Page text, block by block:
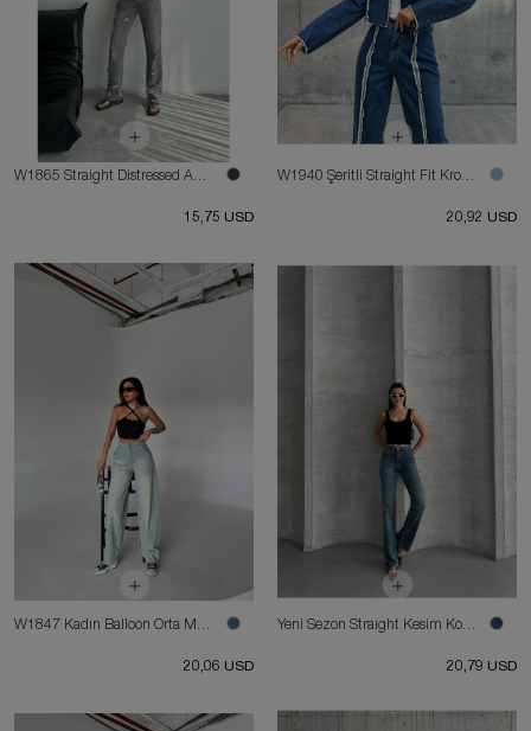
W1865 Straight Distressed Antrasit Jean
15,75 USD
W1940 Şeritli Straight Fit Krop Mavi Ceket Jean
20,92 USD
W1847 Kadın Balloon Orta Mavi Skater Jean
20,06 USD
Yeni Sezon Straıght Kesim Kot Pantolon
20,79 USD